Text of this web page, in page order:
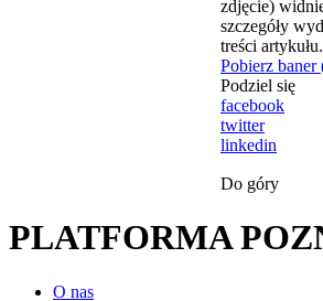
Pobierz
Podziel się
facebook
twitter
linkedin
Do góry
PLATFORMA
O nas